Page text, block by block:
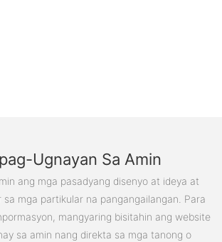
Ugnayan Sa Amin
ang mga pasadyang disenyo at ideya at
mga partikular na pangangailangan. Para
mangyaring bisitahin ang website
sa amin nang direkta sa mga tanong o